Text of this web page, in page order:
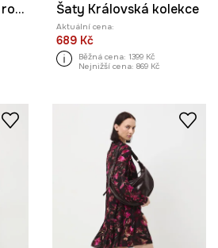
Šaty dámské midi, s rostlinným vzorem Šaty Královská kolekce
Aktuální cena:
689 Kč
Běžná cena: 1399 Kč
Nejnižší cena: 869 Kč